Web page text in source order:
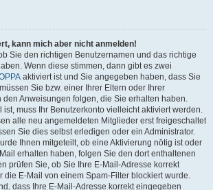
kann mich aber nicht anmelden!
Sie den richtigen Benutzernamen und das richtige
Wenn diese stimmen, dann gibt es zwei
aktiviert ist und Sie angegeben haben, dass Sie
Sie bzw. einer Ihrer Eltern oder Ihrer
den Anweisungen folgen, die Sie erhalten haben.
ist, muss Ihr Benutzerkonto vielleicht aktiviert werden.
alle neu angemeldeten Mitglieder erst freigeschaltet
Sie dies selbst erledigen oder ein Administrator.
Ihnen mitgeteilt, ob eine Aktivierung nötig ist oder
erhalten haben, folgen Sie den dort enthaltenen
prüfen Sie, ob Sie Ihre E-Mail-Adresse korrekt
die E-Mail von einem Spam-Filter blockiert wurde.
dass Ihre E-Mail-Adresse korrekt eingegeben